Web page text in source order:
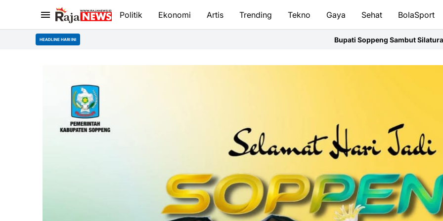
Politik Ekonomi Artis Trending Tekno Gaya Sehat BolaSport
HEADLINE HARI INI Bupati Soppeng Sambut Silaturahmi Kapolres,Perkuat Sinergi